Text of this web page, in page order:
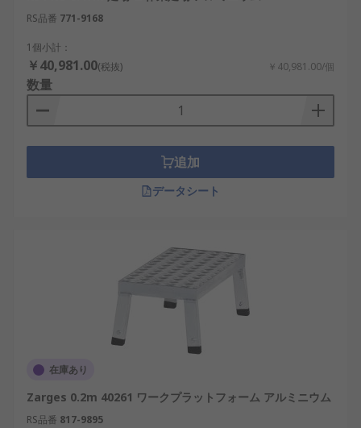
安全性を高めるために、 タワーは多くの場
一般的に使用される材料はアルミで、 堅牢な
足場を確保
用途と使用
建設およびビルメンテナンス
家庭の改善および DIY
RS品番 771-9168
1個小計：
￥40,981.00(税抜) ￥40,981.00/個
数量
追加
データシート
在庫あり
Zarges 0.2m 40261 ワークプラットフォーム アルミニウム
RS品番 817-9895